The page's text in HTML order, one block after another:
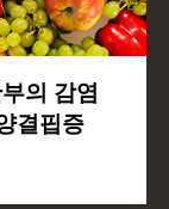
의 감염
결핍증